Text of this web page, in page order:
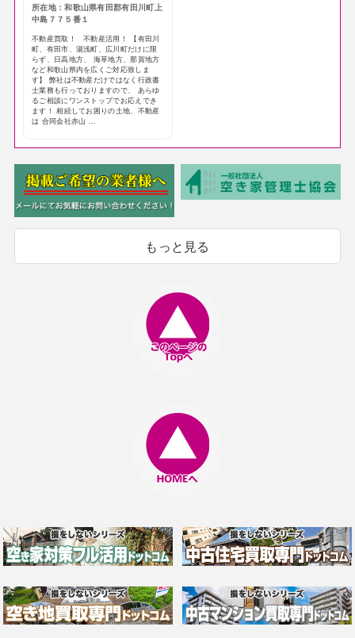
所在地：和歌山県有田郡有田川町上
中島７７５番１
不動産買取！ 不動産活用！ 【有田川
町、有田市、湯浅町、広川町だけに限
らず、日高地方、 海草地方、那賀地方
など和歌山県内を広くご対応致しま
す】 弊社は不動産だけではなく行政書
士業務も行っておりますので、 あらゆ
るご相談にワンストップでお応えでき
ます！ 相続してお困りの土地、不動産
は 合同会社赤山 ...
もっと見る